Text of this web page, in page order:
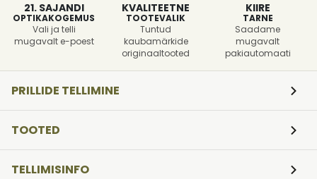
21. SAJANDI
OPTIKAKOGEMUS
Vali ja telli
mugavalt e-poest
KVALITEETNE
TOOTEVALIK
Tuntud
kaubamärkide
originaaltooted
KIIRE
TARNE
Saadame
mugavalt
pakiautomaati
PRILLIDE TELLIMINE
TOOTED
TELLIMISINFO